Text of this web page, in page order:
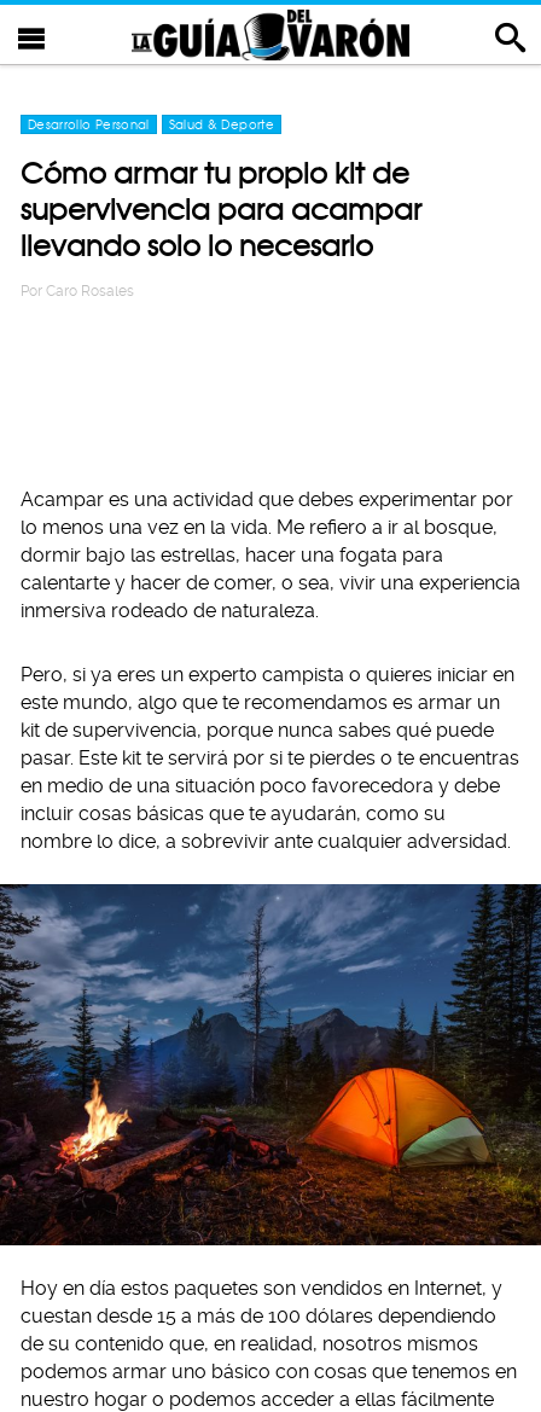
Desarrollo Personal Salud & Deporte
Cómo armar tu propio kit de
supervivencia para acampar
llevando solo lo necesario
Por Caro Rosales
Acampar es una actividad que debes experimentar por
lo menos una vez en la vida. Me refiero a ir al bosque,
dormir bajo las estrellas, hacer una fogata para
calentarte y hacer de comer, o sea, vivir una experiencia
inmersiva rodeado de naturaleza.
Pero, si ya eres un experto campista o quieres iniciar en
este mundo, algo que te recomendamos es armar un
kit de supervivencia, porque nunca sabes qué puede
pasar. Este kit te servirá por si te pierdes o te encuentras
en medio de una situación poco favorecedora y debe
incluir cosas básicas que te ayudarán, como su
nombre lo dice, a sobrevivir ante cualquier adversidad.
Hoy en día estos paquetes son vendidos en Internet, y
cuestan desde 15 a más de 100 dólares dependiendo
de su contenido que, en realidad, nosotros mismos
podemos armar uno básico con cosas que tenemos en
nuestro hogar o podemos acceder a ellas fácilmente